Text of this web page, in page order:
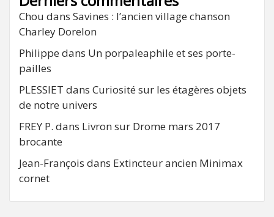
Chou dans Savines : l’ancien village chanson
Charley Dorelon
Philippe dans Un porpaleaphile et ses porte-
pailles
PLESSIET dans Curiosité sur les étagères objets
de notre univers
FREY P. dans Livron sur Drome mars 2017
brocante
Jean-François dans Extincteur ancien Minimax
cornet